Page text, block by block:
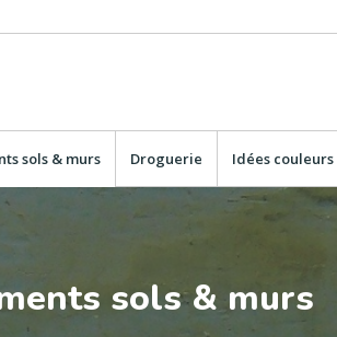
sols & murs Droguerie Idées couleurs
sols & murs